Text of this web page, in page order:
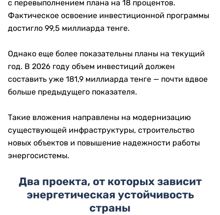
с перевыполнением плана на 18 процентов.
Фактическое освоение инвестиционной программы
достигло 99,5 миллиарда тенге.
Однако еще более показательны планы на текущий
год. В 2026 году объем инвестиций должен
составить уже 181,9 миллиарда тенге — почти вдвое
больше предыдущего показателя.
Такие вложения направлены на модернизацию
существующей инфраструктуры, строительство
новых объектов и повышение надежности работы
энергосистемы.
Два проекта, от которых зависит
энергетическая устойчивость
страны